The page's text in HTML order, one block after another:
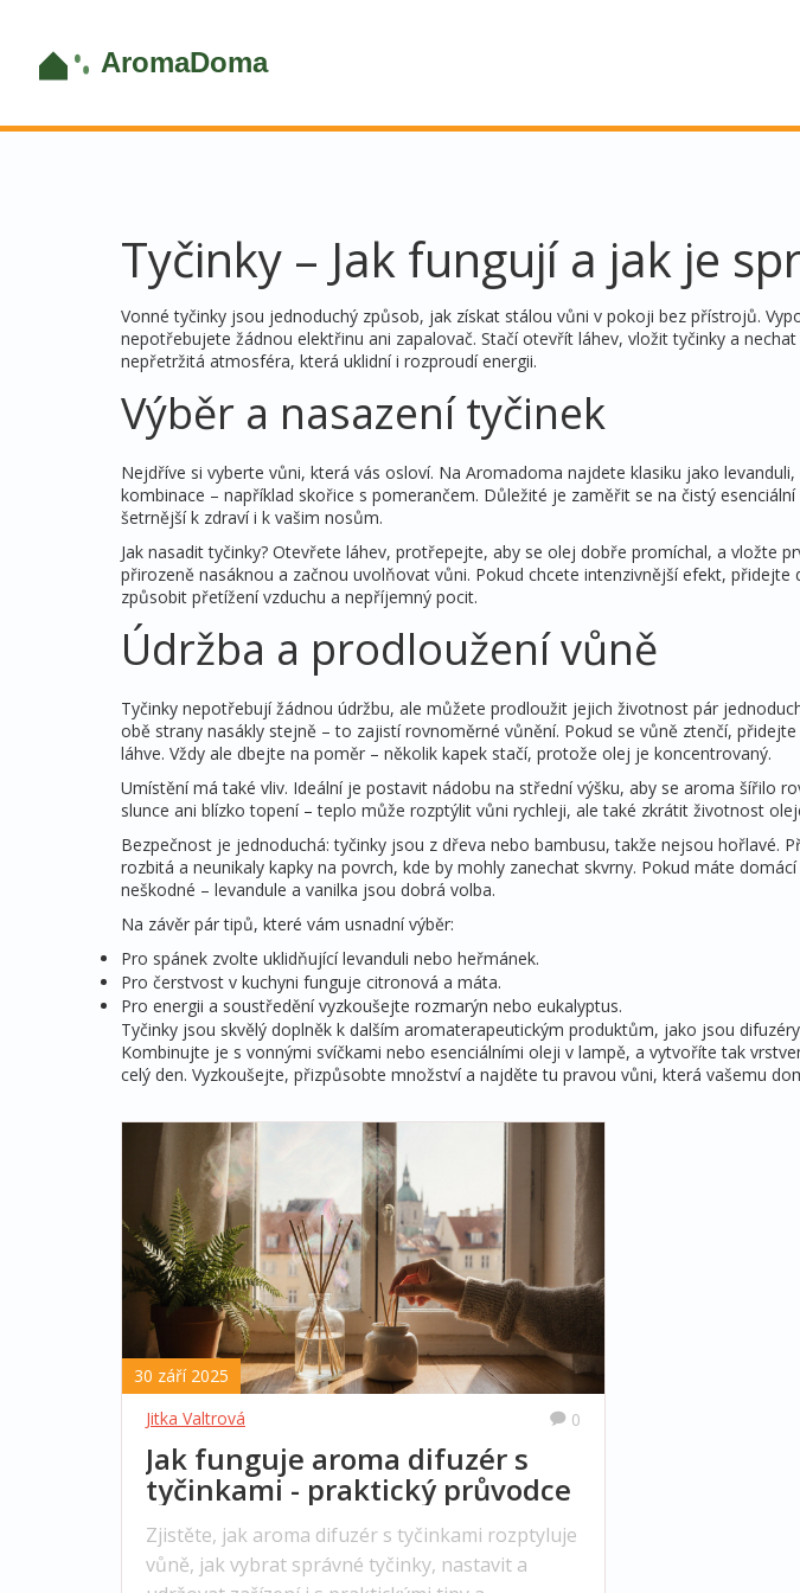
Tyčinky – Jak fungují a jak je
Vonné tyčinky jsou jednoduchý způsob, jak získat stálou vůni v pokoji bez přístrojů.
nepotřebujete žádnou elektřinu ani zapalovač. Stačí otevřít láhev, vložit tyčinky a
nepřetržitá atmosféra, která uklidní i rozproudí energii.
Výběr a nasazení tyčinek
Nejdříve si vyberte vůni, která vás osloví. Na Aromadoma najdete klasiku jako
kombinace – například skořice s pomerančem. Důležité je zaměřit se na čistý
šetrnější k zdraví i k vašim nosům.
Jak nasadit tyčinky? Otevřete láhev, protřepejte, aby se olej dobře promíchal, a vložte
přirozeně nasáknou a začnou uvolňovat vůni. Pokud chcete intenzivnější efekt, přidejte
způsobit přetížení vzduchu a nepříjemný pocit.
Údržba a prodloužení vůně
Tyčinky nepotřebují žádnou údržbu, ale můžete prodloužit jejich životnost pár
obě strany nasákly stejně – to zajistí rovnoměrné vůnění. Pokud se vůně ztenčí,
láhve. Vždy ale dbejte na poměr – několik kapek stačí, protože olej je koncentrovaný.
Umístění má také vliv. Ideální je postavit nádobu na střední výšku, aby se aroma šířilo
slunce ani blízko topení – teplo může rozptýlit vůni rychleji, ale také zkrátit životnost
Bezpečnost je jednoduchá: tyčinky jsou z dřeva nebo bambusu, takže nejsou hořlavé.
rozbitá a neunikaly kapky na povrch, kde by mohly zanechat skvrny. Pokud máte
neškodné – levandule a vanilka jsou dobrá volba.
Na závěr pár tipů, které vám usnadní výběr:
Pro spánek zvolte uklidňující levanduli nebo heřmánek.
Pro čerstvost v kuchyni funguje citronová a máta.
Pro energii a soustředění vyzkoušejte rozmarýn nebo eukalyptus.
Tyčinky jsou skvělý doplněk k dalším aromaterapeutickým produktům, jako jsou
Kombinujte je s vonnými svíčkami nebo esenciálními oleji v lampě, a vytvoříte tak
celý den. Vyzkoušejte, přizpůsobte množství a najděte tu pravou vůni, která vašemu
30 září 2025
Jitka Valtrová
0
Jak funguje aroma difuzér s
tyčinkami - praktický průvodce
Zjistěte, jak aroma difuzér s tyčinkami rozptyluje
vůně, jak vybrat správné tyčinky, nastavit a